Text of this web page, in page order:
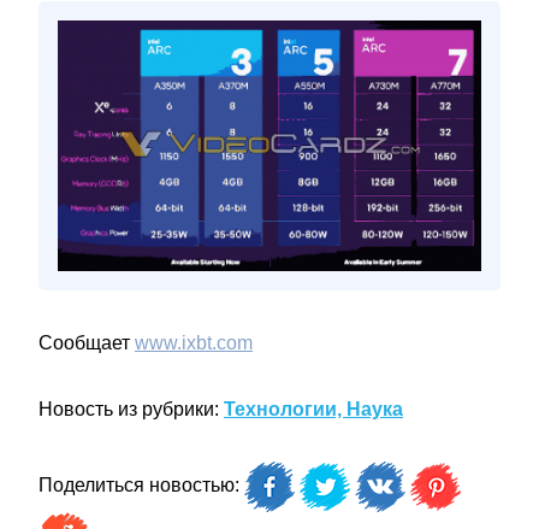
Сообщает www.ixbt.com
Новость из рубрики: Технологии, Наука
Поделиться новостью: